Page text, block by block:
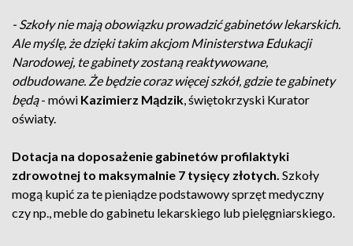
- Szkoły nie mają obowiązku prowadzić gabinetów lekarskich.
Ale myślę, że dzięki takim akcjom Ministerstwa Edukacji
Narodowej, te gabinety zostaną reaktywowane,
odbudowane. Że będzie coraz więcej szkół, gdzie te gabinety
będą- mówi Kazimierz Mądzik, świętokrzyski Kurator
oświaty.
Dotacja na doposażenie gabinetów profilaktyki
zdrowotnej to maksymalnie 7 tysięcy złotych. Szkoły
mogą kupić za te pieniądze podstawowy sprzęt medyczny
czy np., meble do gabinetu lekarskiego lub pielęgniarskiego.